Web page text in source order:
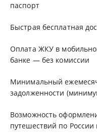
паспорт
Быстрая бесплатная
Оплата ЖКУ в
банке — без комиссии
Минимальный
задолженности
Возможность
путешествий по